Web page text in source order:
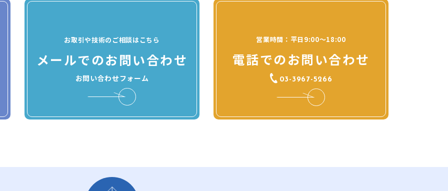
お取引や技術のご相談はこちら
メールでのお問い合わせ
お問い合わせフォーム
営業時間：平日9:00～18:00
電話でのお問い合わせ
03-3967-5266